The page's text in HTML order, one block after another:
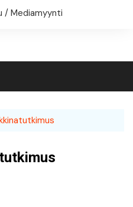
/ Mediamyynti